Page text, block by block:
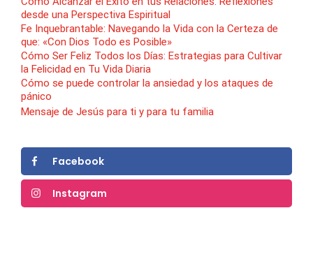
desde una Perspectiva Espiritual
Fe Inquebrantable: Navegando la Vida con la Certeza de
que: «Con Dios Todo es Posible»
Cómo Ser Feliz Todos los Días: Estrategias para Cultivar
la Felicidad en Tu Vida Diaria
Cómo se puede controlar la ansiedad y los ataques de
pánico
Mensaje de Jesús para ti y para tu familia
Facebook
Instagram